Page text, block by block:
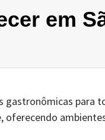
em
gastronômicas para
oferecendo